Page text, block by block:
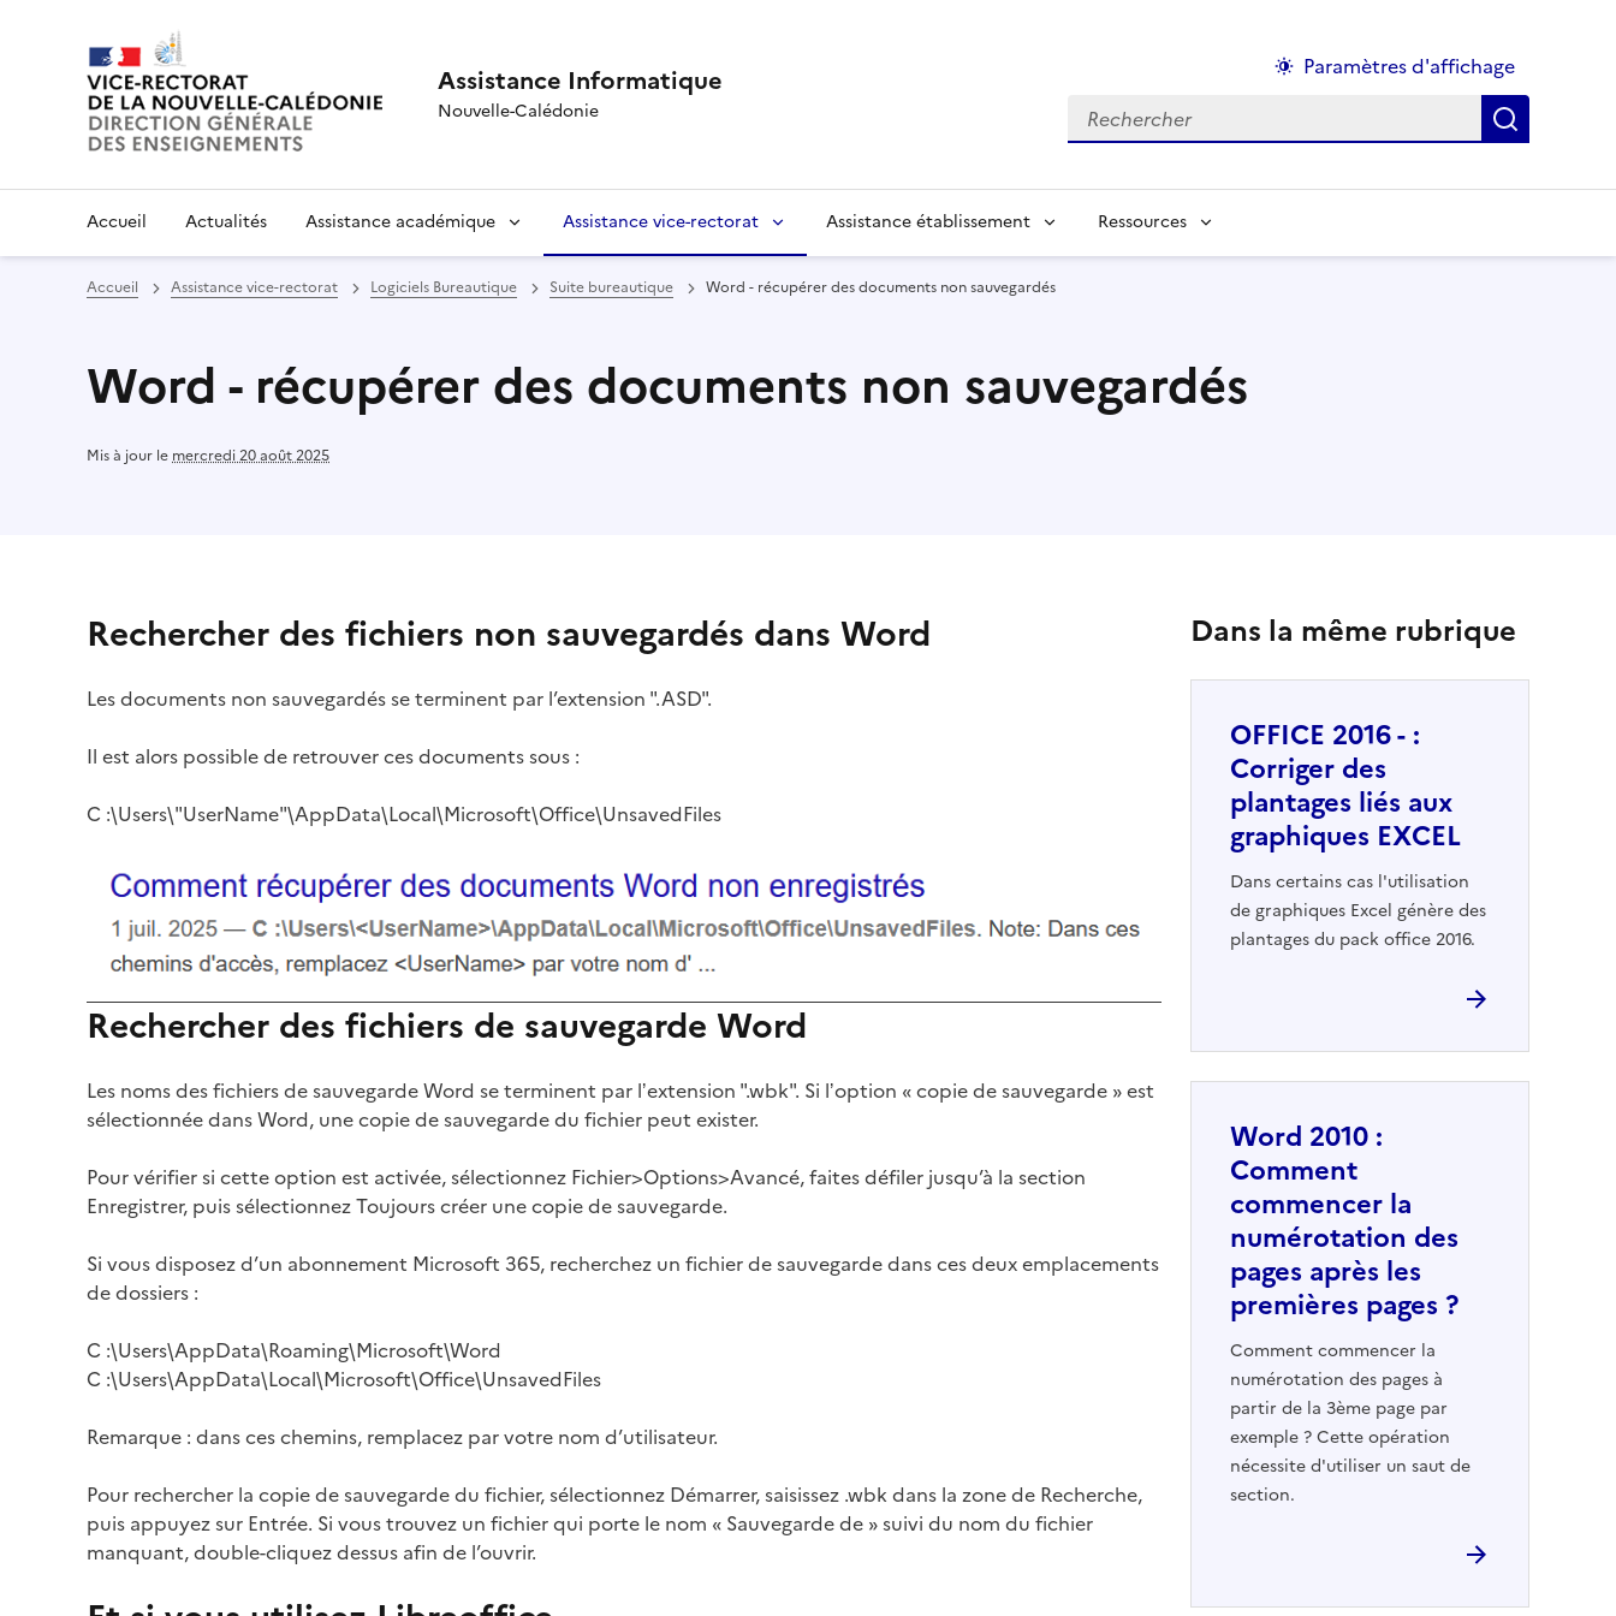
Assistance Informatique
Nouvelle-Calédonie
Paramètres d'affichage
Rechercher :
Accueil Actualités Assistance académique Assistance vice-rectorat Assistance établissement Ressources
Accueil Assistance vice-rectorat Logiciels Bureautique Suite bureautique Word - récupérer des documents non sauvegardés
Word - récupérer des documents non sauvegardés
Mis à jour le mercredi 20 août 2025
Rechercher des fichiers non sauvegardés dans Word
Les documents non sauvegardés se terminent par l’extension ".ASD".
Il est alors possible de retrouver ces documents sous :
C :\Users\"UserName"\AppData\Local\Microsoft\Office\UnsavedFiles
Rechercher des fichiers de sauvegarde Word
Les noms des fichiers de sauvegarde Word se terminent par lʼextension ".wbk". Si lʼoption « copie de sauvegarde » est
sélectionnée dans Word, une copie de sauvegarde du fichier peut exister.
Pour vérifier si cette option est activée, sélectionnez Fichier>Options>Avancé, faites défiler jusqu’à la section
Enregistrer, puis sélectionnez Toujours créer une copie de sauvegarde.
Si vous disposez d’un abonnement Microsoft 365, recherchez un fichier de sauvegarde dans ces deux emplacements
de dossiers :
C :\Users\AppData\Roaming\Microsoft\Word
C :\Users\AppData\Local\Microsoft\Office\UnsavedFiles
Remarque : dans ces chemins, remplacez par votre nom d’utilisateur.
Pour rechercher la copie de sauvegarde du fichier, sélectionnez Démarrer, saisissez .wbk dans la zone de Recherche,
puis appuyez sur Entrée. Si vous trouvez un fichier qui porte le nom « Sauvegarde de » suivi du nom du fichier
manquant, double-cliquez dessus afin de l’ouvrir.
Dans la même rubrique
OFFICE 2016 - :
Corriger des
plantages liés aux
graphiques EXCEL
Dans certains cas l'utilisation
de graphiques Excel génère des
plantages du pack office 2016.
Word 2010 :
Comment
commencer la
numérotation des
pages après les
premières pages ?
Comment commencer la
numérotation des pages à
partir de la 3ème page par
exemple ? Cette opération
nécessite d'utiliser un saut de
section.